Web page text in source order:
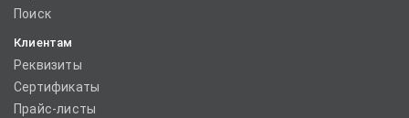
Поиск
Клиентам
Реквизиты
Сертификаты
Прайс-листы